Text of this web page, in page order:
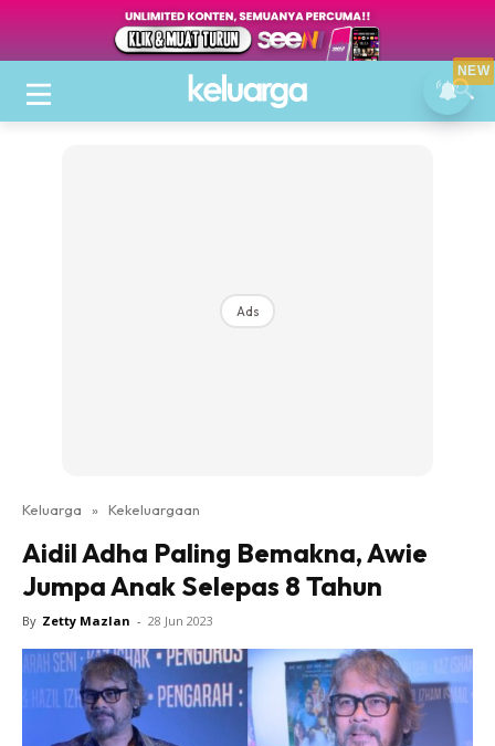
Ads
Keluarga » Kekeluargaan
Aidil Adha Paling Bemakna, Awie
Jumpa Anak Selepas 8 Tahun
By Zetty Mazlan - 28 Jun 2023
NEW